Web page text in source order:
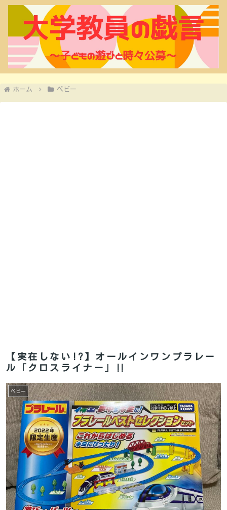
ホーム ベビー
【実在しない!?】オールインワンプラレー
ル「クロスライナー」‼
ベビー